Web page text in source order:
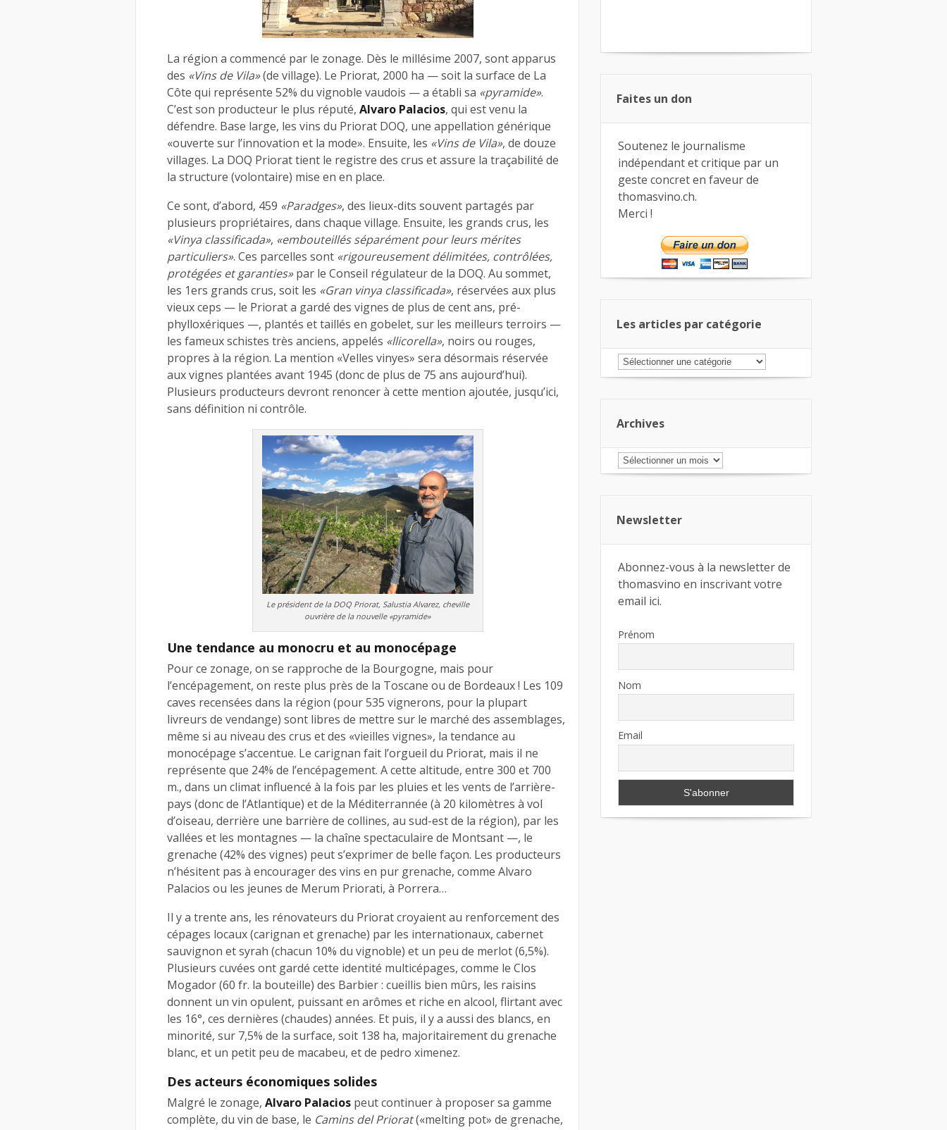
La région a commencé par le zonage. Dès le millésime 2007, sont apparus
des «Vins de Vila»(de village). Le Priorat, 2000 ha — soit la surface de La
Côte qui représente 52% du vignoble vaudois — a établi sa «pyramide».
C’est son producteur le plus réputé, Alvaro Palacios, qui est venu la
défendre. Base large, les vins du Priorat DOQ, une appellation générique
«ouverte sur l’innovation et la mode». Ensuite, les «Vins de Vila», de douze
villages. La DOQ Priorat tient le registre des crus et assure la traçabilité de
la structure (volontaire) mise en en place.
Ce sont, d’abord, 459 «Paradges», des lieux-dits souvent partagés par
plusieurs propriétaires, dans chaque village. Ensuite, les grands crus, les
«Vinya classificada», «embouteillés séparément pour leurs mérites
particuliers». Ces parcelles sont «rigoureusement délimitées, contrôlées,
protégées et garanties»par le Conseil régulateur de la DOQ. Au sommet,
les 1ers grands crus, soit les «Gran vinya classificada», réservées aux plus
vieux ceps — le Priorat a gardé des vignes de plus de cent ans, pré-
phylloxériques —, plantés et taillés en gobelet, sur les meilleurs terroirs —
les fameux schistes très anciens, appelés «llicorella», noirs ou rouges,
propres à la région. La mention «Velles vinyes» sera désormais réservée
aux vignes plantées avant 1945 (donc de plus de 75 ans aujourd’hui).
Plusieurs producteurs devront renoncer à cette mention ajoutée, jusqu’ici,
sans définition ni contrôle.
Le président de la DOQ Priorat, Salustia Alvarez, cheville
ouvrière de la nouvelle «pyramide»
Une tendance au monocru et au monocépage
Pour ce zonage, on se rapproche de la Bourgogne, mais pour
l’encépagement, on reste plus près de la Toscane ou de Bordeaux ! Les 109
caves recensées dans la région (pour 535 vignerons, pour la plupart
livreurs de vendange) sont libres de mettre sur le marché des assemblages,
même si au niveau des crus et des «vieilles vignes», la tendance au
monocépage s’accentue. Le carignan fait l’orgueil du Priorat, mais il ne
représente que 24% de l’encépagement. A cette altitude, entre 300 et 700
m., dans un climat influencé à la fois par les pluies et les vents de l’arrière-
pays (donc de l’Atlantique) et de la Méditerrannée (à 20 kilomètres à vol
d’oiseau, derrière une barrière de collines, au sud-est de la région), par les
vallées et les montagnes — la chaîne spectaculaire de Montsant —, le
grenache (42% des vignes) peut s’exprimer de belle façon. Les producteurs
n’hésitent pas à encourager des vins en pur grenache, comme Alvaro
Palacios ou les jeunes de Merum Priorati, à Porrera…
Il y a trente ans, les rénovateurs du Priorat croyaient au renforcement des
cépages locaux (carignan et grenache) par les internationaux, cabernet
sauvignon et syrah (chacun 10% du vignoble) et un peu de merlot (6,5%).
Plusieurs cuvées ont gardé cette identité multicépages, comme le Clos
Mogador (60 fr. la bouteille) des Barbier : cueillis bien mûrs, les raisins
donnent un vin opulent, puissant en arômes et riche en alcool, flirtant avec
les 16°, ces dernières (chaudes) années. Et puis, il y a aussi des blancs, en
minorité, sur 7,5% de la surface, soit 138 ha, majoritairement du grenache
blanc, et un petit peu de macabeu, et de pedro ximenez.
Des acteurs économiques solides
Malgré le zonage, Alvaro Palacios peut continuer à proposer sa gamme
complète, du vin de base, le Camins del Priorat(«melting pot» de grenache,
Faites un don
Soutenez le journalisme
indépendant et critique par un
geste concret en faveur de
thomasvino.ch.
Merci !
Les articles par catégorie
Les
articles
Archives
Archives
Newsletter
Abonnez-vous à la newsletter de
thomasvino en inscrivant votre
email ici.
Prénom
Nom
Email